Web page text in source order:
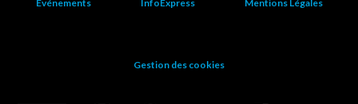
Événements InfoExpress Mentions Légales
Gestion des cookies